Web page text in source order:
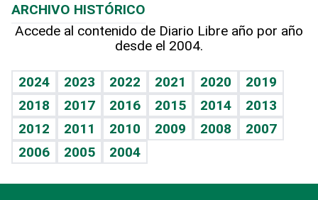
Hablando con el pediatra
Vida y familia
Eñe
Celebrando la vida
Sin complejos
En pocas palabras
Línea de hit
BRV
TBT Deportivo
Más firmas
Hecho en casa
Guía del dinero
Cumpleaños
Horóscopos
Juegos
ARCHIVO HISTÓRICO
Accede al contenido de Diario Libre año por año
desde el 2004.
2024 2023 2022 2021 2020
2019
2018
2017 2016 2015 2014
2013
2012
2011 2010 2009 2008
2007
2006
2005 2004